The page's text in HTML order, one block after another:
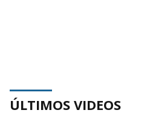
ÚLTIMOS VIDEOS